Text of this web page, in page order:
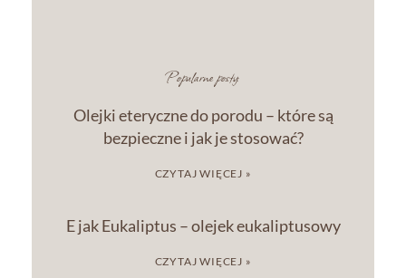
Popularne posty:
Olejki eteryczne do porodu – które są
bezpieczne i jak je stosować?
CZYTAJ WIĘCEJ »
E jak Eukaliptus – olejek eukaliptusowy
CZYTAJ WIĘCEJ »